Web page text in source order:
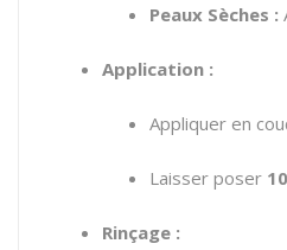
Peaux Sèches :
Application :
Appliquer en
Laisser poser
Rinçage :